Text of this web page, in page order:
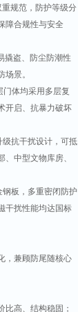
重规范，防护等级分
障合规性与安全
撬盗、防尘防潮性
景。
门体均采用多层复
开启、抗暴力破坏
抗干扰设计，可抵
中型文物库房、
板，多重密闭防护
干扰性能均达国标
，兼顾防尾随核心
高、结构稳固；